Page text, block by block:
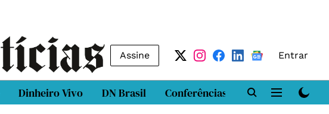
Assine Entrar
Dinheiro Vivo DN Brasil Conferências DN LAB